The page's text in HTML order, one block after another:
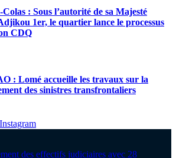
: Sous l’autorité de sa Majesté
1er, le quartier lance le processus
CDQ
: Lomé accueille les travaux sur la
des sinistres transfrontaliers
Instagram
des effectifs judiciaires avec 28